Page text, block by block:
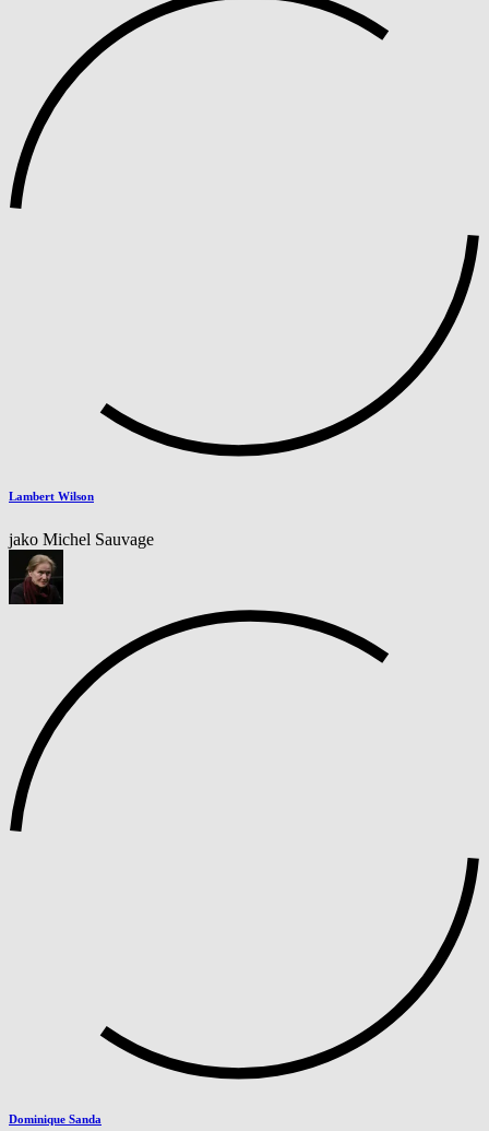
Lambert Wilson
jako Michel Sauvage
Dominique Sanda